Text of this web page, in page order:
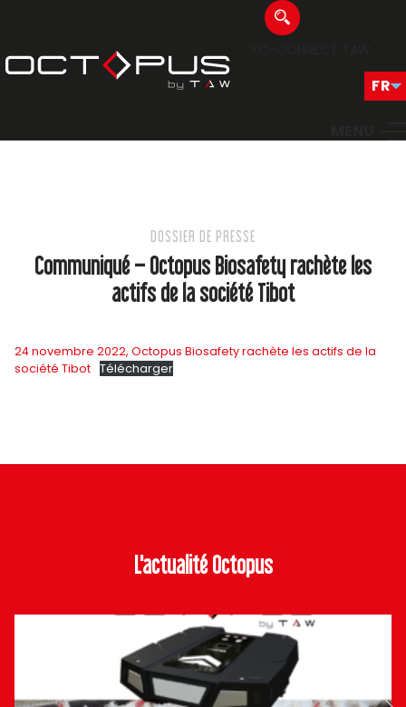
DOSSIER DE PRESSE
Communiqué – Octopus Biosafety rachète les
actifs de la société Tibot
24 novembre 2022, Octopus Biosafety rachète les actifs de la
société Tibot Télécharger
L'actualité Octopus